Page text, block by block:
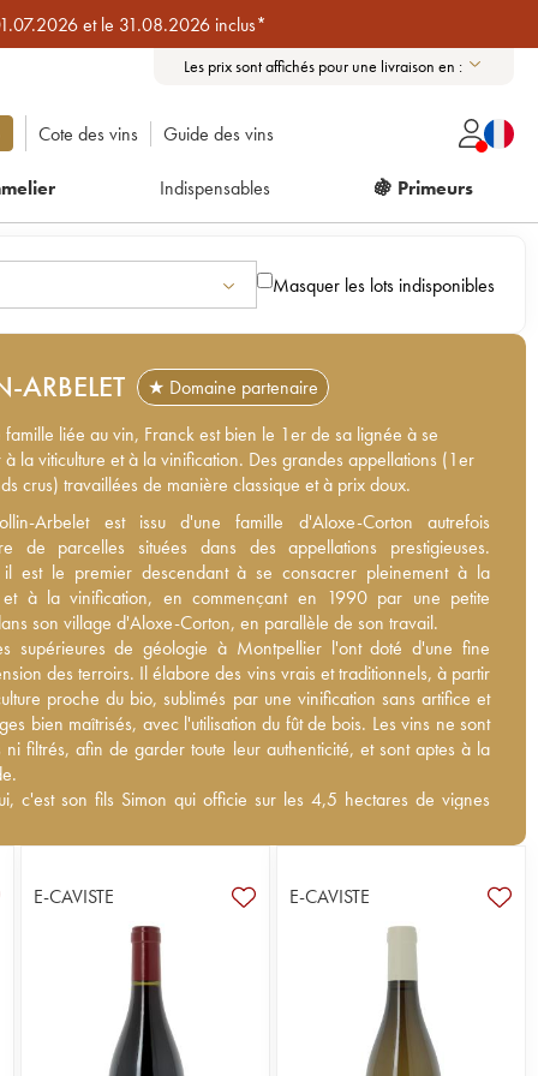
et le 31.08.2026 inclus*
Les prix sont affichés pour une livraison en :
Cote des vins Guide des vins
Indispensables 🍇 Primeurs
Masquer les lots indisponibles
ARBELET
★ Domaine partenaire
famille liée au vin, Franck est bien le 1er de sa lignée à se
la viticulture et à la vinification. Des grandes appellations (1er
crus) travaillées de manière classique et à prix doux.
Arbelet est issu d'une famille d'Aloxe-Corton autrefois
de parcelles situées dans des appellations prestigieuses.
est le premier descendant à se consacrer pleinement à la
à la vinification, en commençant en 1990 par une petite parcelle
d'Aloxe-Corton, en parallèle de son travail.
supérieures de géologie à Montpellier l'ont doté d'une fine
des terroirs. Il élabore des vins vrais et traditionnels, à partir
proche du bio, sublimés par une vinification sans artifice et
bien maîtrisés, avec l'utilisation du fût de bois. Les vins ne sont
ni filtrés, afin de garder toute leur authenticité, et sont aptes à la
c'est son fils Simon qui officie sur les 4,5 hectares de vignes
en Côte de Nuits. Un domaine à découvrir.
du Journal iDealwine sur le domaine Follin-Arbelet
Arbelet est issu d'une famille d'Aloxe-Corton autrefois
de parcelles situées dans des appellations prestigieuses.
il est le premier descendant à se consacrer pleinement à la
et à la vinification, en commençant en 1990 par une petite
son village d'Aloxe-Corton, en parallèle de son travail.
supérieures de géologie à Montpellier l'ont doté d'une fine
des terroirs. Il élabore des vins vrais et traditionnels, à partir
proche du bio, sublimés par une vinification sans artifice et
bien maîtrisés, avec l'utilisation du fût de bois. Les vins ne sont
ni filtrés, afin de garder toute leur authenticité, et sont aptes à la
c'est son fils Simon qui officie sur les 4,5 hectares de vignes
Romanée en Côte de Nuits. Un domaine à découvrir.
du Journal iDealwine sur le domaine Follin-Arbelet
E-CAVISTE E-CAVISTE